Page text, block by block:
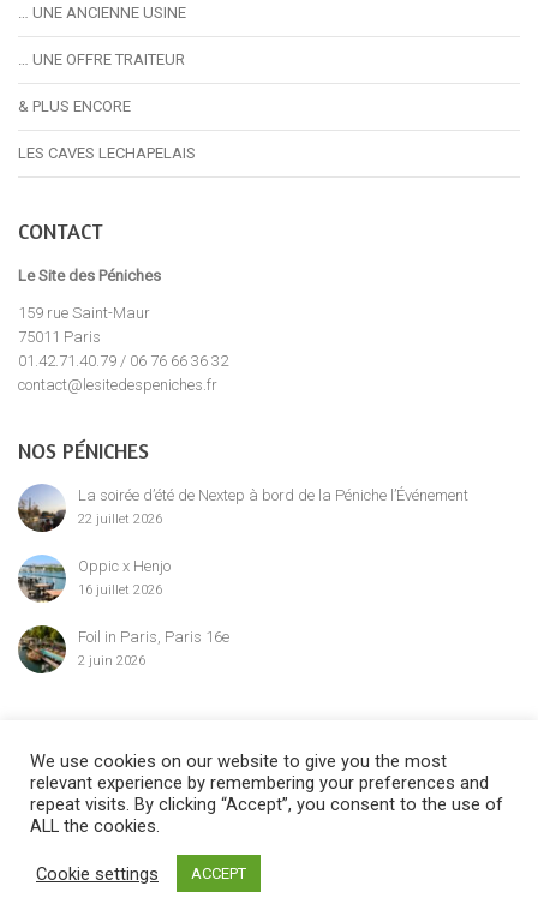
… UNE ANCIENNE USINE
… UNE OFFRE TRAITEUR
& PLUS ENCORE
LES CAVES LECHAPELAIS
CONTACT
Le Site des Péniches
159 rue Saint-Maur
75011 Paris
01.42.71.40.79 / 06 76 66 36 32
contact@lesitedespeniches.fr
NOS PÉNICHES
La soirée d’été de Nextep à bord de la Péniche l’Événement
22 juillet 2026
Oppic x Henjo
16 juillet 2026
Foil in Paris, Paris 16e
2 juin 2026
©2024 Le Site des Péniches,privatisation, location et réservation des
péniches parisiennes
We use cookies on our website to give you the most
relevant experience by remembering your preferences and
repeat visits. By clicking “Accept”, you consent to the use of
ALL the cookies.
Cookie settings ACCEPT